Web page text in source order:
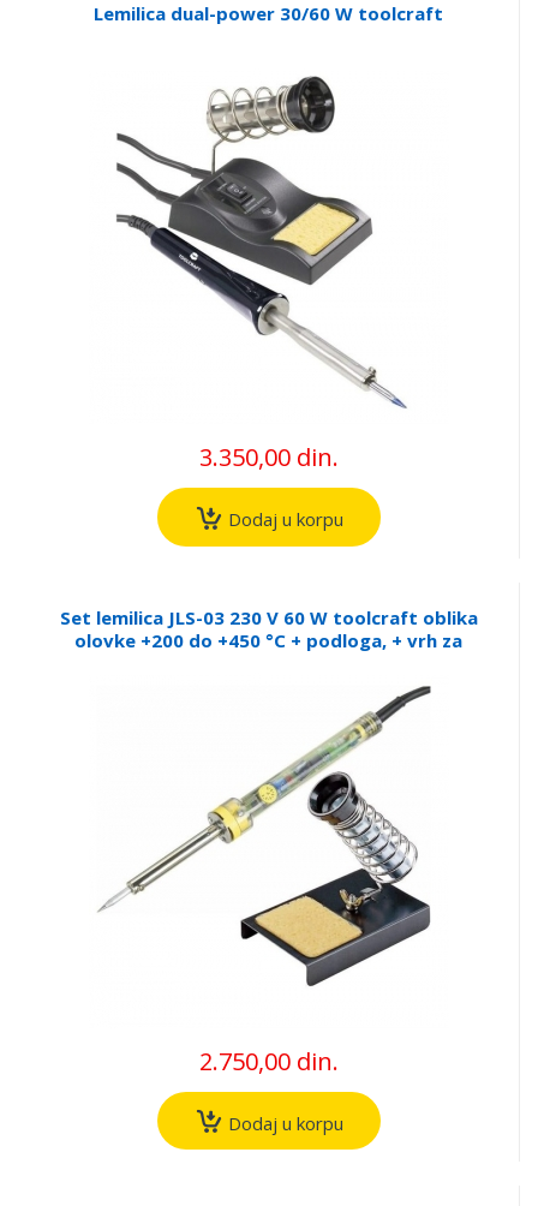
Lemilica dual-power 30/60 W toolcraft
3.350,00 din.
Dodaj u korpu
Set lemilica JLS-03 230 V 60 W toolcraft oblika
olovke +200 do +450 °C + podloga, + vrh za
2.750,00 din.
Dodaj u korpu